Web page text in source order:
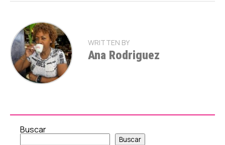
WRITTEN BY
Ana Rodriguez
Buscar
Buscar